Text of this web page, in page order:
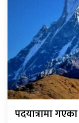
पदयात्रामा